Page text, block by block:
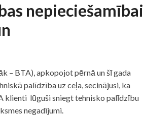
nepieciešamībai
– BTA), apkopojot pērnā un šī gada
palīdzība uz ceļa, secinājusi, ka
klienti lūguši sniegt tehnisko palīdzību
negadījumi.